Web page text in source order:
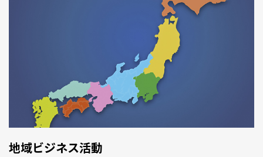
地域ビジネス活動